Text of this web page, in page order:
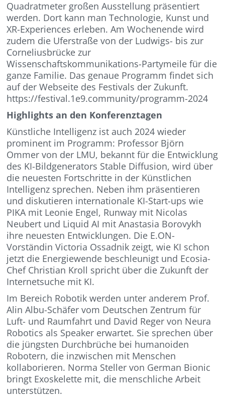
Quadratmeter großen Ausstellung präsentiert
werden. Dort kann man Technologie, Kunst und
XR-Experiences erleben. Am Wochenende wird
zudem die Uferstraße von der Ludwigs- bis zur
Corneliusbrücke zur
Wissenschaftskommunikations-Partymeile für die
ganze Familie. Das genaue Programm findet sich
auf der Webseite des Festivals der Zukunft.
https://festival.1e9.community/programm-2024
Highlights an den Konferenztagen
Künstliche Intelligenz ist auch 2024 wieder
prominent im Programm: Professor Björn
Ommer von der LMU, bekannt für die Entwicklung
des KI-Bildgenerators Stable Diffusion, wird über
die neuesten Fortschritte in der Künstlichen
Intelligenz sprechen. Neben ihm präsentieren
und diskutieren internationale KI-Start-ups wie
PIKA mit Leonie Engel, Runway mit Nicolas
Neubert und Liquid AI mit Anastasia Borovykh
ihre neuesten Entwicklungen. Die E.ON-
Vorständin Victoria Ossadnik zeigt, wie KI schon
jetzt die Energiewende beschleunigt und Ecosia-
Chef Christian Kroll spricht über die Zukunft der
Internetsuche mit KI.
Im Bereich Robotik werden unter anderem Prof.
Alin Albu-Schäfer vom Deutschen Zentrum für
Luft- und Raumfahrt und David Reger von Neura
Robotics als Speaker erwartet. Sie sprechen über
die jüngsten Durchbrüche bei humanoiden
Robotern, die inzwischen mit Menschen
kollaborieren. Norma Steller von German Bionic
bringt Exoskelette mit, die menschliche Arbeit
unterstützen.